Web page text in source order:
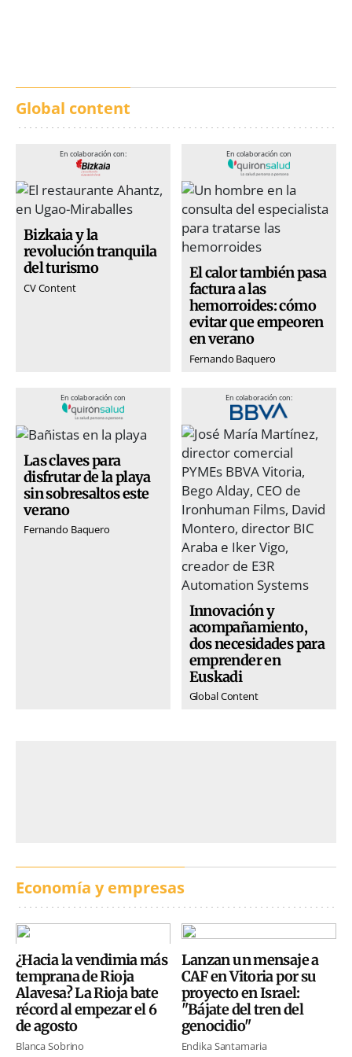
Global content
En colaboración con:
Bizkaia y la
revolución tranquila
del turismo
CV Content
En colaboración con
El calor también pasa
factura a las
hemorroides: cómo
evitar que empeoren
en verano
Fernando Baquero
En colaboración con
Las claves para
disfrutar de la playa
sin sobresaltos este
verano
Fernando Baquero
En colaboración con:
Innovación y
acompañamiento,
dos necesidades para
emprender en
Euskadi
Global Content
Economía y empresas
¿Hacia la vendimia más
temprana de Rioja
Alavesa? La Rioja bate
récord al empezar el 6
de agosto
Blanca Sobrino
Lanzan un mensaje a
CAF en Vitoria por su
proyecto en Israel:
"Bájate del tren del
genocidio"
Endika Santamaria